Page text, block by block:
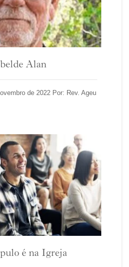
Alan
de 2022 Por: Rev. Ageu
é na Igreja